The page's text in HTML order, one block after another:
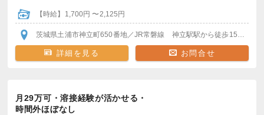
【時給】1,700円 〜2,125円
茨城県土浦市神立町650番地／JR常磐線 神立駅駅から徒歩15分
詳細を見る お問合せ
月29万可・溶接経験が活かせる・
時間外ほぼなし